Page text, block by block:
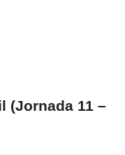
(Jornada 11 –